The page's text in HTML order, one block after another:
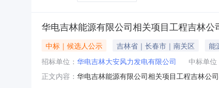
华电吉林能源有限公司相关项目工程吉林
中标｜候选人公示 吉林省｜长春市｜南关区 能
招标单位： 华电吉林大安风力发电有限公司 中标单位
正文内容： 华电吉林能源有限公司相关项目工程吉林公